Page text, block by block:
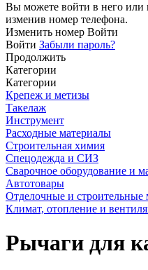
Вы можете войти в него или
изменив номер телефона.
Изменить номер Войти
Войти Забыли пароль?
Продолжить
Категории
Категории
Крепеж и метизы
Такелаж
Инструмент
Расходные материалы
Строительная химия
Спецодежда и СИЗ
Сварочное оборудование и
Автотовары
Отделочные и строительные
Климат, отопление и
Рычаги для